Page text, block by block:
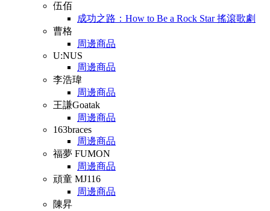
伍佰
成功之路：How to Be a Rock Star 搖滾歌劇
曹格
周邊商品
U:NUS
周邊商品
李浩瑋
周邊商品
王謙Goatak
周邊商品
163braces
周邊商品
福夢 FUMON
周邊商品
頑童 MJ116
周邊商品
陳昇